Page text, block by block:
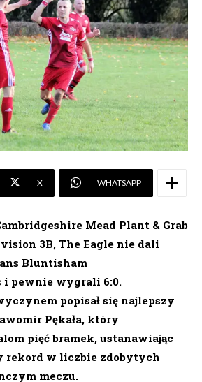
X WHATSAPP
Mead Plant & Grab
3B, The Eagle nie dali
Bluntisham
i pewnie wygrali 6:0.
popisał się najlepszy
Pękała, który
pięć bramek, ustanawiając
rekord w liczbie zdobytych
meczu.